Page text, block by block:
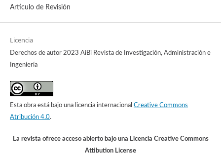
Artículo de Revisión
Licencia
Derechos de autor 2023 AiBi Revista de Investigación, Administración e
Ingeniería
Esta obra está bajo una licencia internacional Creative Commons
Atribución 4.0.
La revista ofrece acceso abierto bajo una Licencia Creative Commons
Attibution License